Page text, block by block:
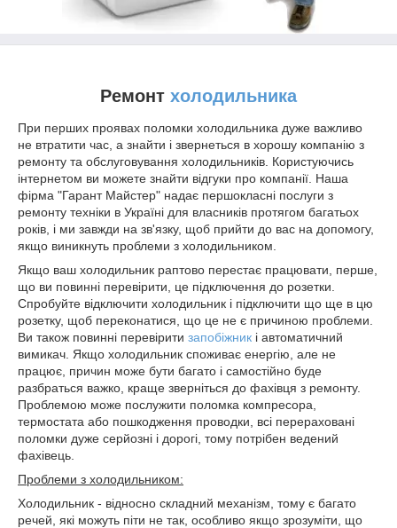
Ремонт холодильника
При перших проявах поломки холодильника дуже важливо
не втратити час, а знайти і звернеться в хорошу компанію з
ремонту та обслуговування холодильників. Користуючись
інтернетом ви можете знайти відгуки про компанії. Наша
фірма "Гарант Майстер" надає першокласні послуги з
ремонту техніки в Україні для власників протягом багатьох
років, і ми завжди на зв'язку, щоб прийти до вас на допомогу,
якщо виникнуть проблеми з холодильником.
Якщо ваш холодильник раптово перестає працювати, перше,
що ви повинні перевірити, це підключення до розетки.
Спробуйте відключити холодильник і підключити що ще в цю
розетку, щоб переконатися, що це не є причиною проблеми.
Ви також повинні перевірити запобіжник і автоматичний
вимикач. Якщо холодильник споживає енергію, але не
працює, причин може бути багато і самостійно буде
разбраться важко, краще зверніться до фахівця з ремонту.
Проблемою може послужити поломка компресора,
термостата або пошкодження проводки, всі перераховані
поломки дуже серйозні і дорогі, тому потрібен ведений
фахівець.
Проблеми з холодильником:
Холодильник - відносно складний механізм, тому є багато
речей, які можуть піти не так, особливо якщо зрозуміти, що